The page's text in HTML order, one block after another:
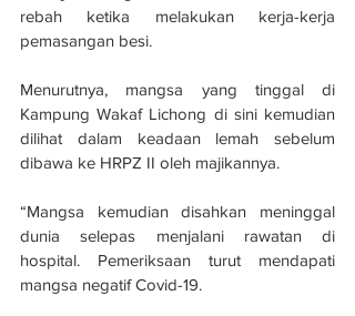
rebah ketika melakukan kerja-kerja
pemasangan besi.
Menurutnya, mangsa yang tinggal di
Kampung Wakaf Lichong di sini kemudian
dilihat dalam keadaan lemah sebelum
dibawa ke HRPZ II oleh majikannya.
“Mangsa kemudian disahkan meninggal
dunia selepas menjalani rawatan di
hospital. Pemeriksaan turut mendapati
mangsa negatif Covid-19.